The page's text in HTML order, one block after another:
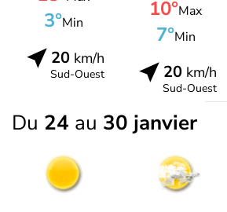
3°Min
20km/h
Sud-Ouest
10°Max
7°Min
20km/h
Sud-Ouest
Du 24 au 30 janvier